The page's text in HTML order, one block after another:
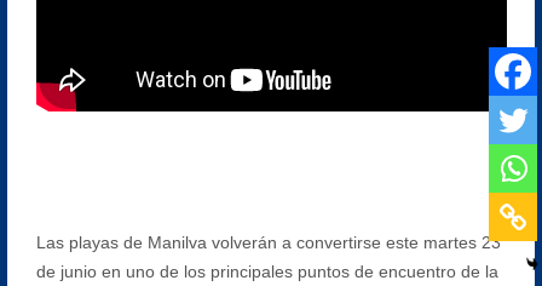
Las playas de Manilva volverán a convertirse este martes 23
de junio en uno de los principales puntos de encuentro de la